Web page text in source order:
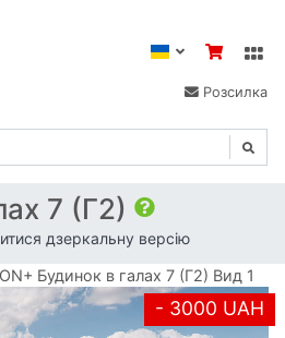
Розсилка
7 (Г2)
дзеркальну версію
Будинок в галах 7 (Г2) Вид 1
- 3000 UAH